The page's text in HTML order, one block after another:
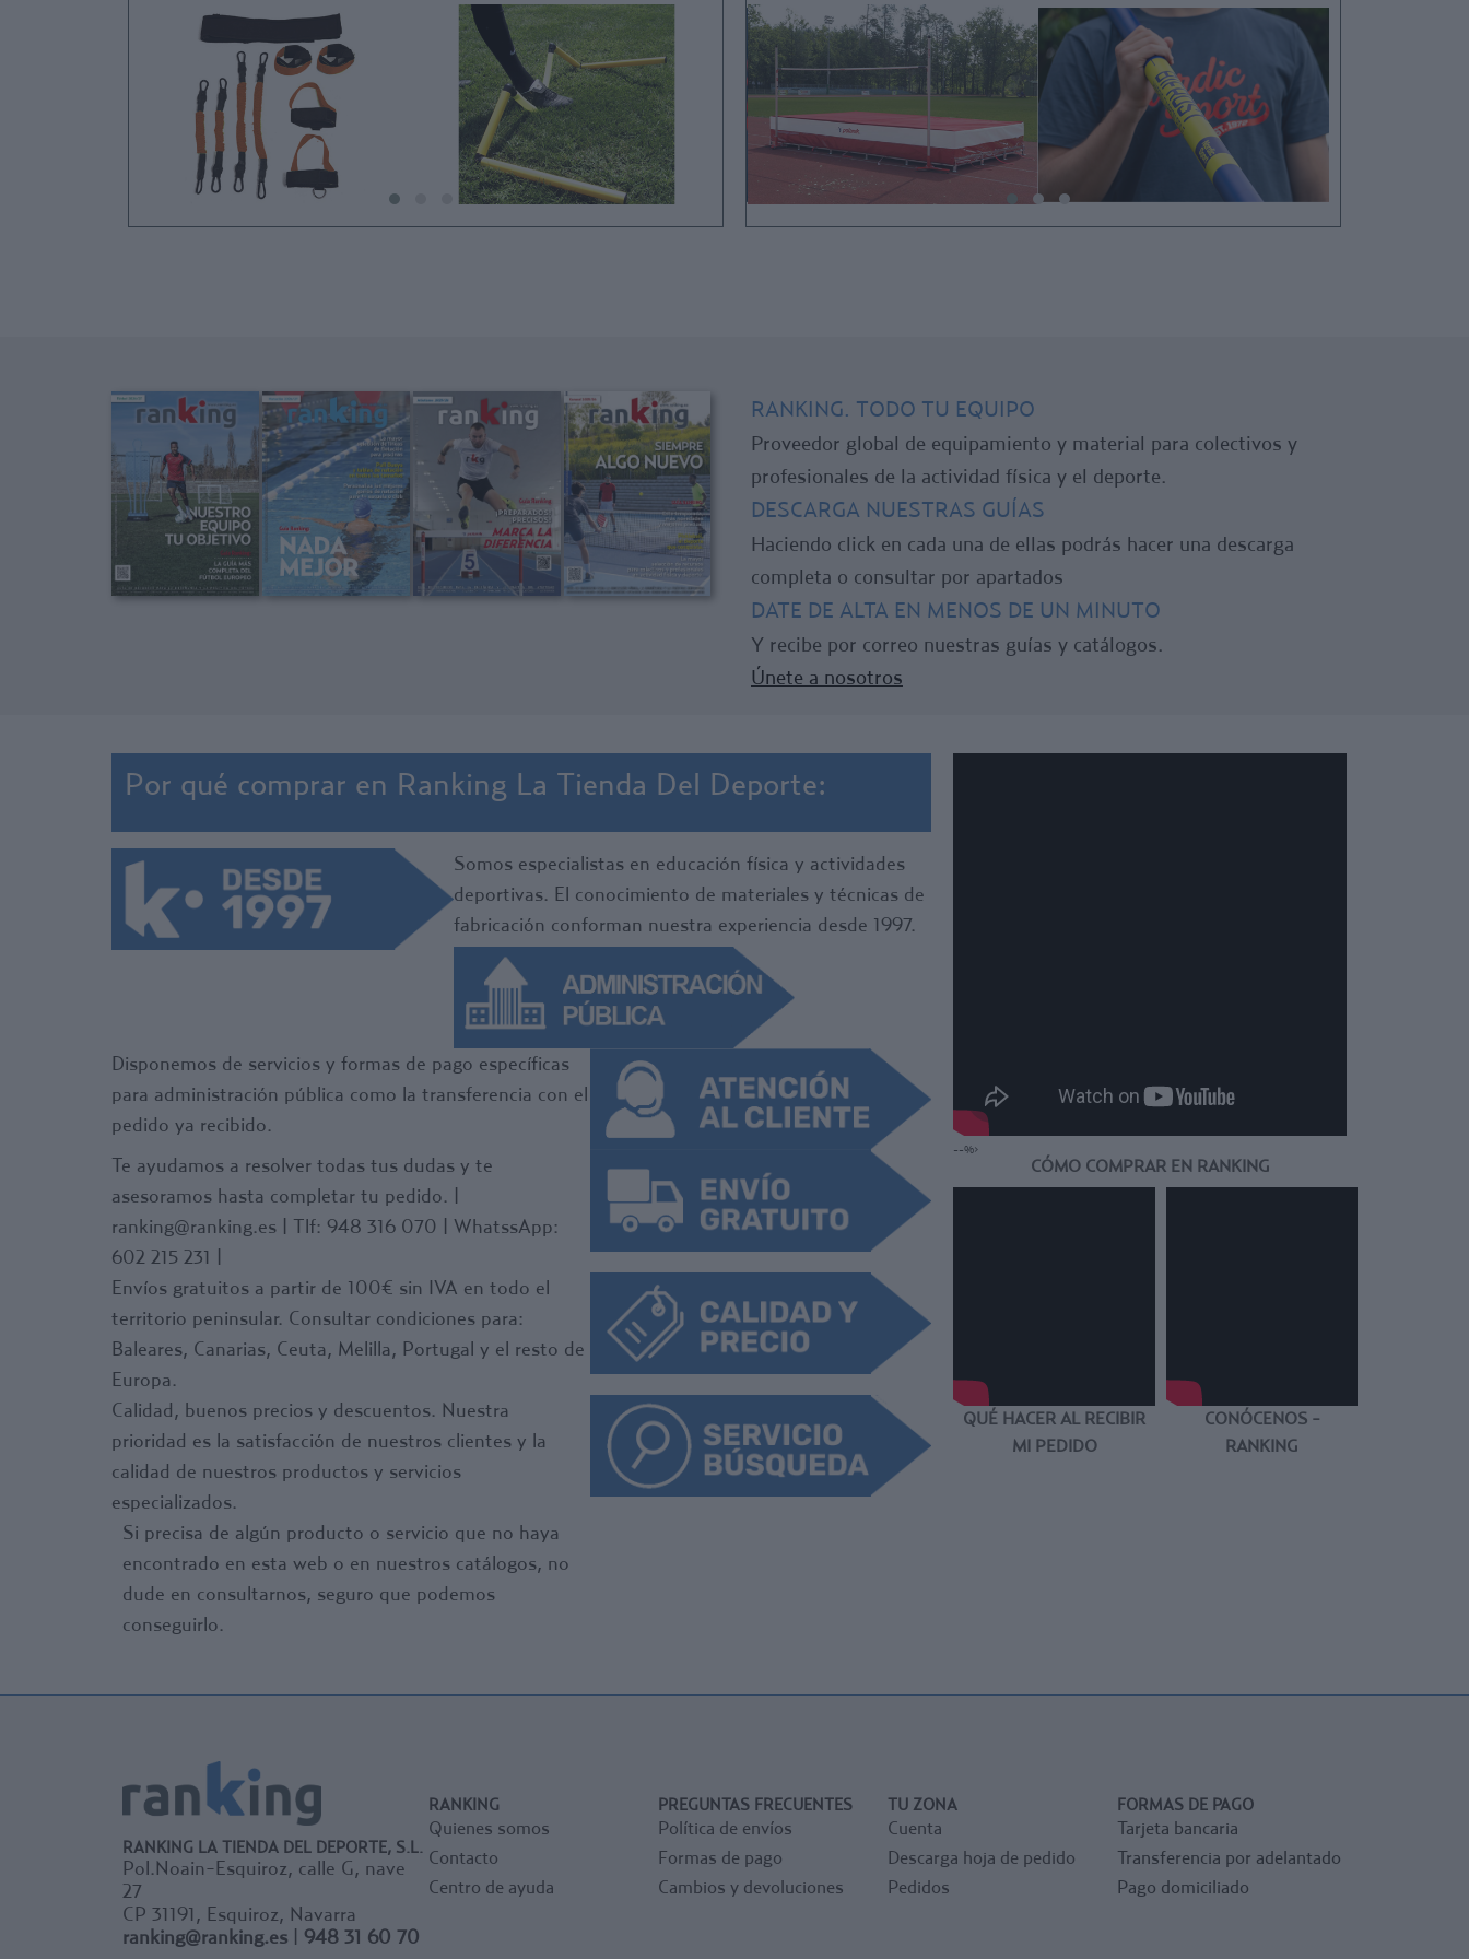
RANKING. TODO TU EQUIPO
Proveedor global de equipamiento y material para colectivos y
profesionales de la actividad física y el deporte.
DESCARGA NUESTRAS GUÍAS
Haciendo click en cada una de ellas podrás hacer una descarga
completa o consultar por apartados
DATE DE ALTA EN MENOS DE UN MINUTO
Y recibe por correo nuestras guías y catálogos.
Únete a nosotros
Por qué comprar en Ranking La Tienda Del Deporte:
Somos especialistas en educación física y actividades
deportivas. El conocimiento de materiales y técnicas de
fabricación conforman nuestra experiencia desde 1997.
Disponemos de servicios y formas de pago específicas
para administración pública como la transferencia con el
pedido ya recibido.
Te ayudamos a resolver todas tus dudas y te
asesoramos hasta completar tu pedido. |
ranking@ranking.es | Tlf: 948 316 070 | WhatssApp:
602 215 231 |
Envíos gratuitos a partir de 100€ sin IVA en todo el
territorio peninsular. Consultar condiciones para:
Baleares, Canarias, Ceuta, Melilla, Portugal y el resto de
Europa.
Calidad, buenos precios y descuentos. Nuestra
prioridad es la satisfacción de nuestros clientes y la
calidad de nuestros productos y servicios
especializados.
Si precisa de algún producto o servicio que no haya
encontrado en esta web o en nuestros catálogos, no
dude en consultarnos, seguro que podemos
conseguirlo.
--%>
CÓMO COMPRAR EN RANKING
QUÉ HACER AL RECIBIR
MI PEDIDO
CONÓCENOS -
RANKING
RANKING LA TIENDA DEL DEPORTE, S.L.
Pol.Noain-Esquiroz, calle G, nave
27
CP 31191, Esquiroz, Navarra
ranking@ranking.es
948 31 60 70
RANKING
Quienes somos
Contacto
Centro de ayuda
PREGUNTAS FRECUENTES
Política de envíos
Formas de pago
Cambios y devoluciones
TU ZONA
Cuenta
Descarga hoja de pedido
Pedidos
FORMAS DE PAGO
Tarjeta bancaria
Transferencia por adelantado
Pago domiciliado